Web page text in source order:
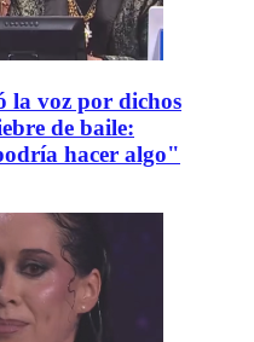
la voz por dichos
de baile:
hacer algo"